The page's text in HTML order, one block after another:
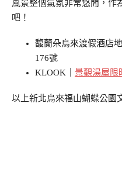
風景整個氣氛非常悠閒，作
吧！
馥蘭朵烏來渡假酒店
176號
KLOOK｜ 景觀湯屋限
以上新北烏來福山蝴蝶公園